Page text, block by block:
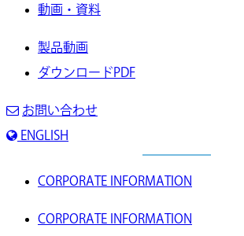
動画・資料
製品動画
ダウンロードPDF
お問い合わせ
ENGLISH
CORPORATE INFORMATION
CORPORATE INFORMATION